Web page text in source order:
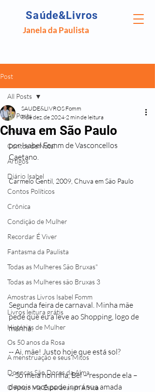
Saúde&Livros
Janela da Paulista
Post
All Posts
Contos
Contos de Natal
Artigos
Diário Isabel
Contos Políticos
Crônica
Condição de Mulher
Recordar É Viver
Fantasma da Paulista
Todas as Mulheres São Bruxas"
Todas as Mulheres são Bruxas 3
Amostras Livros Isabel Fomm
Livros leitura grátis
Histórias de Mulher
Os 50 anos da Rosa
A menstruação e seus Mitos
Doenças São Dores da Alma
O Amor Me Esperava em África
All Posts
Chuva em São Paulo
SAUDE&LIVROS Fomm
8 de dez. de 2024 2 min de leitura
por Isabel Fomm de Vasconcellos
Caetano.
Carmelo Gentil, 2009, Chuva em São Paulo
Segunda feira de carnaval. Minha mãe
pede que eu a leve ao Shopping, logo de
manhã.
-- Ai, mãe! Justo hoje que está sol?
-- Só meia horinha, Bel – responde ela –
depois você pode ir pra sua amada